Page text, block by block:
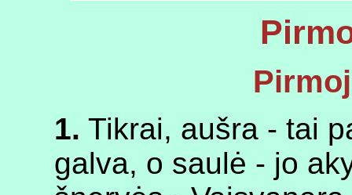
1. Tikrai, aušra - tai
galva, o saulė - jo